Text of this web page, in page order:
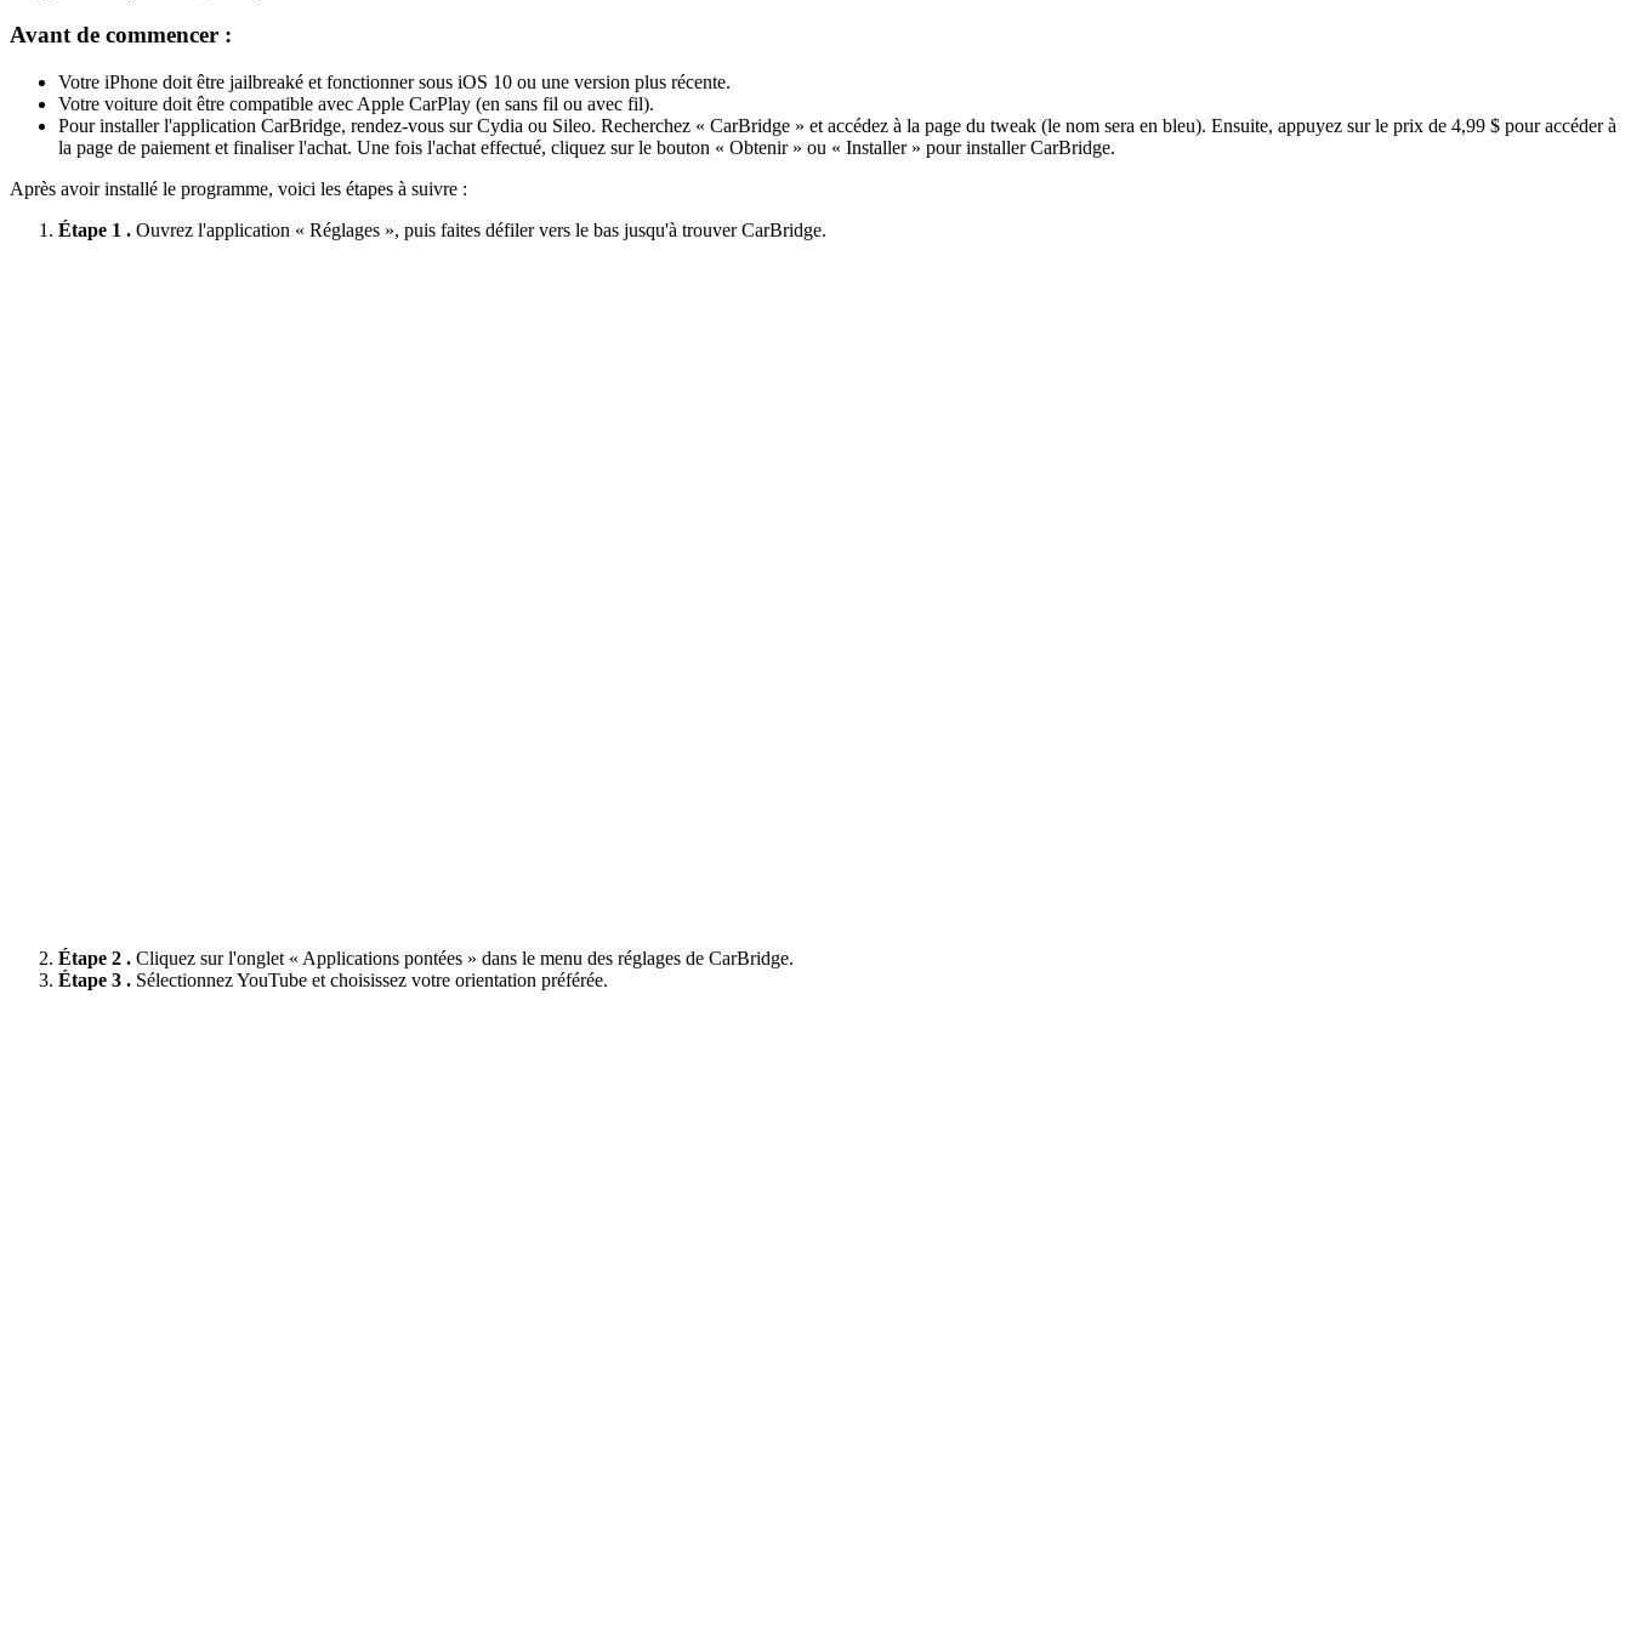
Avant de commencer :
Votre iPhone doit être jailbreaké et fonctionner sous iOS 10 ou une version plus récente.
Votre voiture doit être compatible avec Apple CarPlay (en sans fil ou avec fil).
Pour installer l'application CarBridge, rendez-vous sur Cydia ou Sileo. Recherchez « CarBridge » et accédez à la page du tweak (le nom sera en bleu). Ensuite, appuyez sur le prix de 4,99 $ pour accéder à
la page de paiement et finaliser l'achat. Une fois l'achat effectué, cliquez sur le bouton « Obtenir » ou « Installer » pour installer CarBridge.
Après avoir installé le programme, voici les étapes à suivre :
Étape 1 . Ouvrez l'application « Réglages », puis faites défiler vers le bas jusqu'à trouver CarBridge.
Étape 2 . Cliquez sur l'onglet « Applications pontées » dans le menu des réglages de CarBridge.
Étape 3 . Sélectionnez YouTube et choisissez votre orientation préférée.